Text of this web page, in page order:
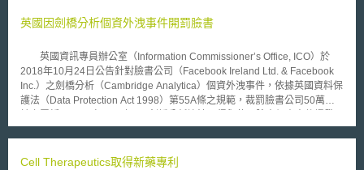
英國因劍橋分析個資外洩事件開罰臉書
英國資訊專員辦公室（Information Commissioner’s Office, ICO）於
2018年10月24日公告針對臉書公司（Facebook Ireland Ltd. & Facebook
Inc.）之劍橋分析（Cambridge Analytica）個資外洩事件，依據英國資料保
護法（Data Protection Act 1998）第55A條之規範，裁罰臉書公司50萬英
來，估計約有8700萬筆臉書上的個人資料遭到違法使用，引起全球對於網
英國臉書使用者的個資，因此英國ICO有權對此事件展開調查並對臉書公司
Cell Therapeutics取得新藥專利